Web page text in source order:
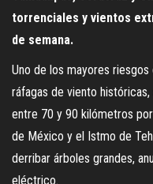
torrenciales y vientos
de semana.
Uno de los mayores
ráfagas de viento
entre 70 y 90 kilómetros
de México y el Istmo de
derribar árboles grandes,
eléctrico.